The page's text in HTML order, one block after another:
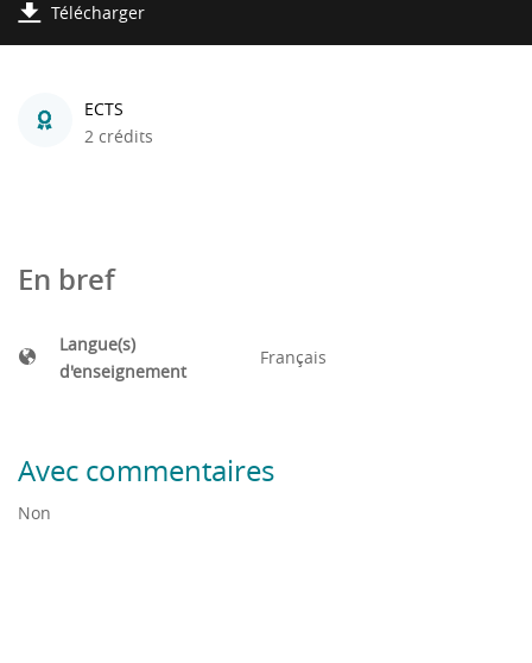
Télécharger
ECTS
2 crédits
En bref
Langue(s)
d'enseignement
Français
Avec commentaires
Non